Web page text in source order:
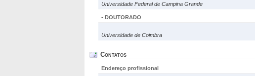
Universidade Federal de Campina Grande
- DOUTORADO
Universidade de Coimbra
Contatos
Endereço profissional